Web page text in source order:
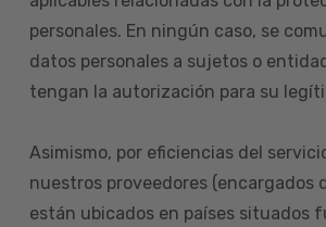
personales. En ningún caso, se
datos personales a sujetos o
tengan la autorización para su
Asimismo, por eficiencias del
nuestros proveedores (encargados
están ubicados en países situados